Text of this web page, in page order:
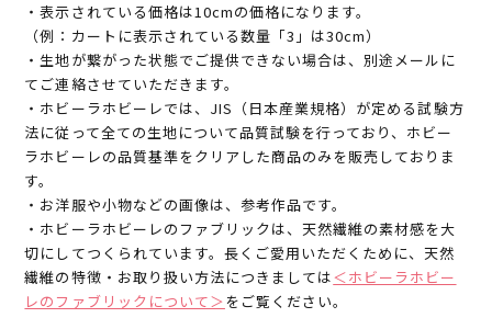
・表示されている価格は10cmの価格になります。
（例：カートに表示されている数量「3」は30cm）
・生地が繋がった状態でご提供できない場合は、別途メールに
てご連絡させていただきます。
・ホビーラホビーレでは、JIS（日本産業規格）が定める試験方
法に従って全ての生地について品質試験を行っており、ホビー
ラホビーレの品質基準をクリアした商品のみを販売しておりま
す。
・お洋服や小物などの画像は、参考作品です。
・ホビーラホビーレのファブリックは、天然繊維の素材感を大
切にしてつくられています。長くご愛用いただくために、天然
繊維の特徴・お取り扱い方法につきましては＜ホビーラホビー
レのファブリックについて＞ をご覧ください。